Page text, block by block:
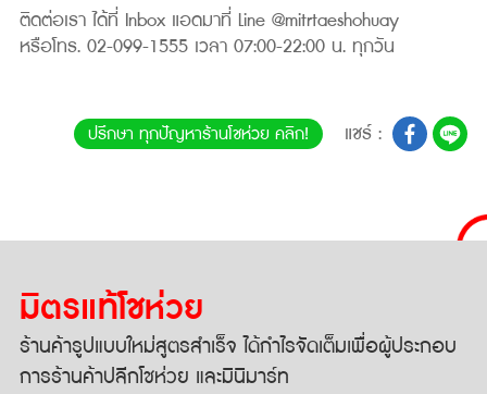
ติดต่อเรา ได้ที่ Inbox แอดมาที่ Line @mitrtaeshohuay
หรือโทร. 02-099-1555 เวลา 07:00-22:00 น. ทุกวัน
ปรึกษา ทุกปัญหาร้านโชห่วย คลิก! แชร์ :
มิตรแท้โชห่วย
ร้านค้ารูปแบบใหม่สูตรสำเร็จ ได้กำไรจัดเต็มเพื่อผู้ประกอบ
การร้านค้าปลีกโชห่วย และมินิมาร์ท